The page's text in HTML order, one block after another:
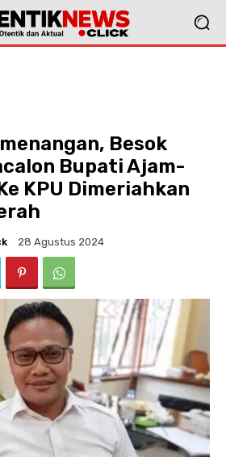
Besok
Bupati Ajam-
KPU Dimeriahkan
28 Agustus 2024